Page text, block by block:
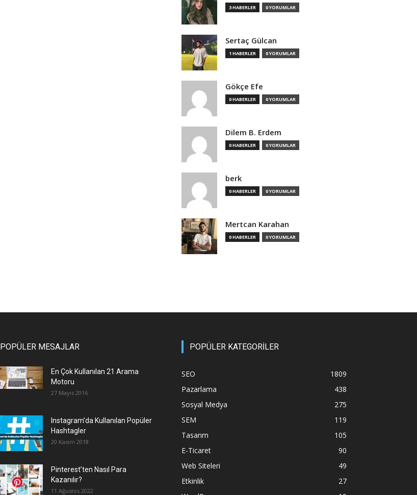
3 HABERLER 0 YORUMLAR
Sertaç Gülcan
1 HABERLER 0 YORUMLAR
Gökçe Efe
0 HABERLER 0 YORUMLAR
Dilem B. Erdem
0 HABERLER 0 YORUMLAR
berk
0 HABERLER 0 YORUMLAR
Mertcan Karahan
0 HABERLER 0 YORUMLAR
POPÜLER MESAJLAR
En Çok Kullanılan 21 Arama
Motoru
27 Mayıs 2016
Instagram’da Kullanılan Popüler
Hashtagler
20 Kasım 2018
Pinterest’ten Nasıl Para
Kazanılır?
11 Ağustos 2022
POPÜLER KATEGORİLER
SEO
1809
Pazarlama
438
Sosyal Medya
275
SEM
119
Tasarım
105
E-Ticaret
90
Web Siteleri
49
Etkinlik
27